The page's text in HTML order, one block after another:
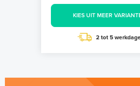
KIES UIT MEER
2 tot 5